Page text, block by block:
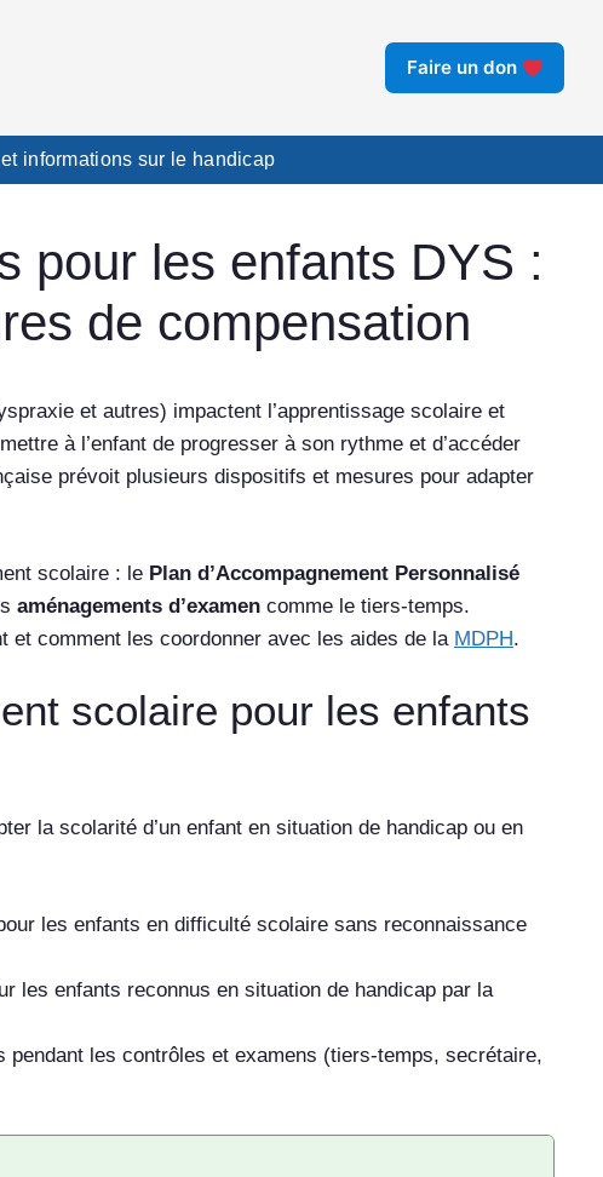
Faire un don
informations sur le handicap
pour les enfants DYS :
de compensation
et autres) impactent l’apprentissage scolaire et
à l’enfant de progresser à son rythme et d’accéder
prévoit plusieurs dispositifs et mesures pour adapter
scolaire : le Plan d’Accompagnement Personnalisé
aménagements d’examen comme le tiers-temps.
et comment les coordonner avec les aides de la MDPH.
scolaire pour les enfants
la scolarité d’un enfant en situation de handicap ou en
les enfants en difficulté scolaire sans reconnaissance
les enfants reconnus en situation de handicap par la
pendant les contrôles et examens (tiers-temps, secrétaire,